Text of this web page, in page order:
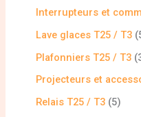
Interrupteurs et
Lave glaces T25 / T3
Plafonniers T25 / T3
Projecteurs et
Relais T25 / T3 5